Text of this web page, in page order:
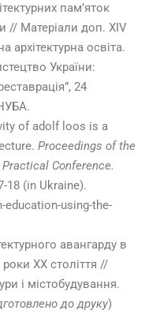
пам’яток
// Матеріали доп. ХІV
архітектурна освіта.
України:
24
of adolf loos is a
Proceedings of the
Conference.
18 (in Ukraine).
using-the-
авангарду в
роки ХХ століття //
і містобудування.
до друку)